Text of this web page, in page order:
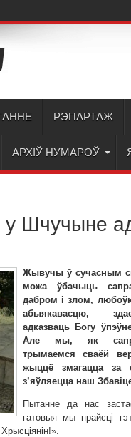
РЭПАРТАЖ
АРХІЎ НУМАРОЎ
у Шчучыне
Жывучы ў сучасным
можа ўбачыць
дабром і злом,
абыякавасцю,
адказваць Богу
Але мы, як
трымаемся сваёй
жыццё змагацца за
з’яўляецца наш
Пытанне да нас
гатовыя мы прайсці